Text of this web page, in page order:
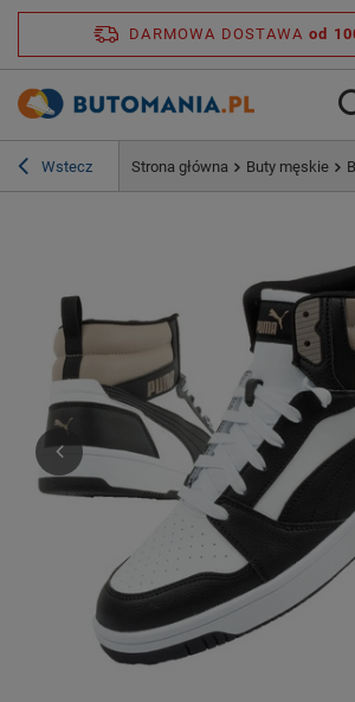
DARMOWA DOSTAWA od
Wstecz Strona główna Buty męskie